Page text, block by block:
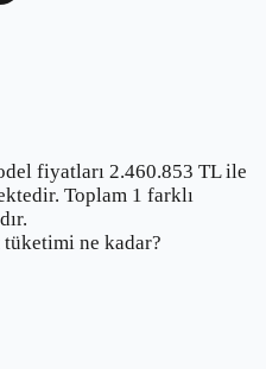
fiyatları 2.460.853 TL ile
Toplam 1 farklı
tüketimi ne kadar?